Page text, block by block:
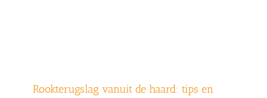
Rookterugslag vanuit de haard: tips en